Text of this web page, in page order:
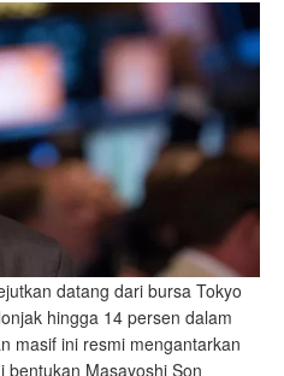
datang dari bursa Tokyo
hingga 14 persen dalam
masif ini resmi mengantarkan
bentukan Masayoshi Son